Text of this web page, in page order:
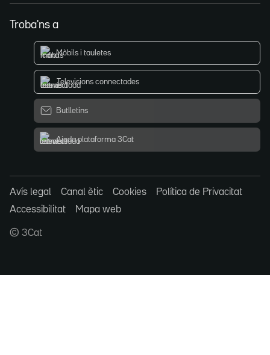
Troba'ns a
Mòbils i tauletes
Televisions connectades
Butlletins
Ajuda plataforma 3Cat
Avís legal Canal ètic Cookies
Política de Privacitat
Accessibilitat
Mapa web
© 3Cat